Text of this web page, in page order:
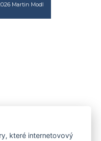
Martin Modl
které internetovový